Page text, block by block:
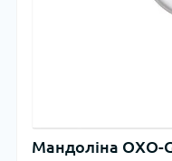
Мандоліна OXO-